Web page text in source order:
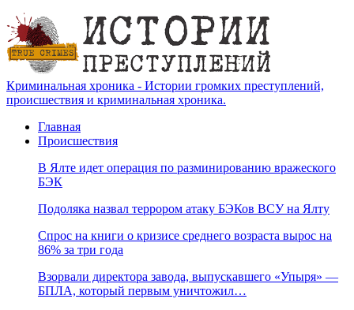
Криминальная хроника - Истории громких преступлений,
происшествия и криминальная хроника.
Главная
Происшествия
В Ялте идет операция по разминированию вражеского
БЭК
Подоляка назвал террором атаку БЭКов ВСУ на Ялту
Спрос на книги о кризисе среднего возраста вырос на
86% за три года
Взорвали директора завода, выпускавшего «Упыря» —
БПЛА, который первым уничтожил…